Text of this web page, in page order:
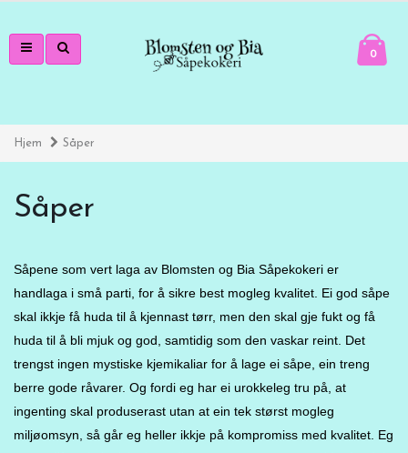
0
Hjem Såper
Såper
Såpene som vert laga av Blomsten og Bia Såpekokeri er
handlaga i små parti, for å sikre best mogleg kvalitet. Ei god såpe
skal ikkje få huda til å kjennast tørr, men den skal gje fukt og få
huda til å bli mjuk og god, samtidig som den vaskar reint. Det
trengst ingen mystiske kjemikaliar for å lage ei såpe, ein treng
berre gode råvarer. Og fordi eg har ei urokkeleg tru på, at
ingenting skal produserast utan at ein tek størst mogleg
miljøomsyn, så går eg heller ikkje på kompromiss med kvalitet. Eg